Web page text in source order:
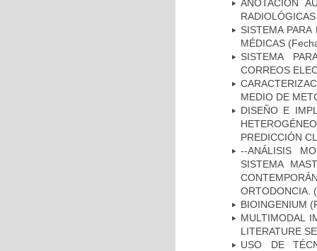
ANOTACIÓN
SISTEMA
MÉDICAS
SISTEMA
CORREOS
MEDIO DE
DISEÑO E
PREDICCIÓN
--ANÁLISIS
SISTEMA
ORTODONCIA.
BIOINGENIUM
MULTIMODAL
LITERATURE
USO DE